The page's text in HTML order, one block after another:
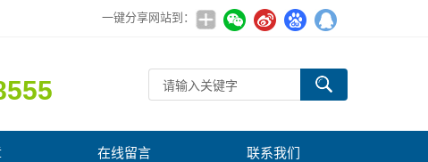
一键分享网站到：
在线留言 联系我们